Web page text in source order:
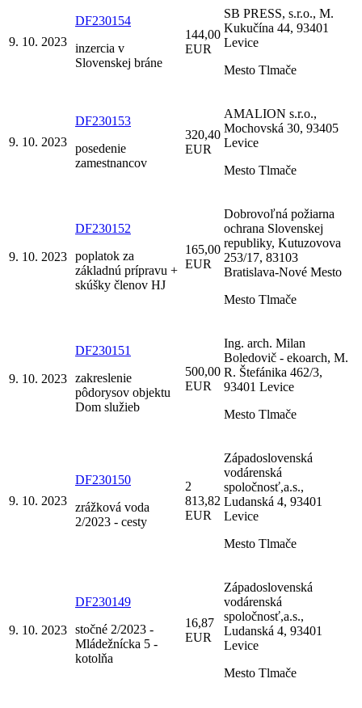
9. 10. 2023
DF230154
inzercia v
Slovenskej bráne
144,00
EUR
SB PRESS, s.r.o., M.
Kukučína 44, 93401
Levice
Mesto Tlmače
9. 10. 2023
DF230153
posedenie
zamestnancov
320,40
EUR
AMALION s.r.o.,
Mochovská 30, 93405
Levice
Mesto Tlmače
9. 10. 2023
DF230152
poplatok za
základnú prípravu +
skúšky členov HJ
165,00
EUR
Dobrovoľná požiarna
ochrana Slovenskej
republiky, Kutuzovova
253/17, 83103
Bratislava-Nové Mesto
Mesto Tlmače
9. 10. 2023
DF230151
zakreslenie
pôdorysov objektu
Dom služieb
500,00
EUR
Ing. arch. Milan
Boledovič - ekoarch, M.
R. Štefánika 462/3,
93401 Levice
Mesto Tlmače
9. 10. 2023
DF230150
zrážková voda
2/2023 - cesty
2
813,82
EUR
Západoslovenská
vodárenská
spoločnosť,a.s.,
Ludanská 4, 93401
Levice
Mesto Tlmače
9. 10. 2023
DF230149
stočné 2/2023 -
Mládežnícka 5 -
kotolňa
16,87
EUR
Západoslovenská
vodárenská
spoločnosť,a.s.,
Ludanská 4, 93401
Levice
Mesto Tlmače